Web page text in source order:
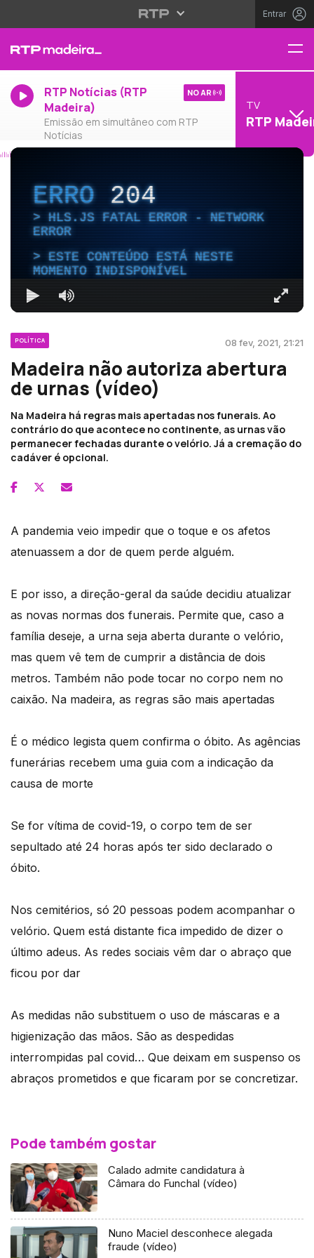
Entrar
RTP Notícias (RTP
Madeira)
Emissão em simultâneo com RTP
Notícias
NO AR
TV
RTP
ERRO204
HLS.JS FATAL ERROR - NETWORK
ERROR
ESTE CONTEÚDO ESTÁ NESTE
MOMENTO INDISPONÍVEL
POLÍTICA 08 fev, 2021, 21:21
Madeira não autoriza abertura
de urnas (vídeo)
Na Madeira há regras mais apertadas nos funerais. Ao
contrário do que acontece no continente, as urnas vão
permanecer fechadas durante o velório. Já a cremação do
cadáver é opcional.
A pandemia veio impedir que o toque e os afetos
atenuassem a dor de quem perde alguém.
E por isso, a direção-geral da saúde decidiu atualizar
as novas normas dos funerais. Permite que, caso a
família deseje, a urna seja aberta durante o velório,
mas quem vê tem de cumprir a distância de dois
metros. Também não pode tocar no corpo nem no
caixão. Na madeira, as regras são mais apertadas
É o médico legista quem confirma o óbito. As agências
funerárias recebem uma guia com a indicação da
causa de morte
Se for vítima de covid-19, o corpo tem de ser
sepultado até 24 horas após ter sido declarado o
óbito.
Nos cemitérios, só 20 pessoas podem acompanhar o
velório. Quem está distante fica impedido de dizer o
último adeus. As redes sociais vêm dar o abraço que
ficou por dar
As medidas não substituem o uso de máscaras e a
higienização das mãos. São as despedidas
interrompidas pal covid… Que deixam em suspenso os
abraços prometidos e que ficaram por se concretizar.
Pode também gostar
Calado admite candidatura à
Câmara do Funchal (vídeo)
Nuno Maciel desconhece alegada
fraude (vídeo)